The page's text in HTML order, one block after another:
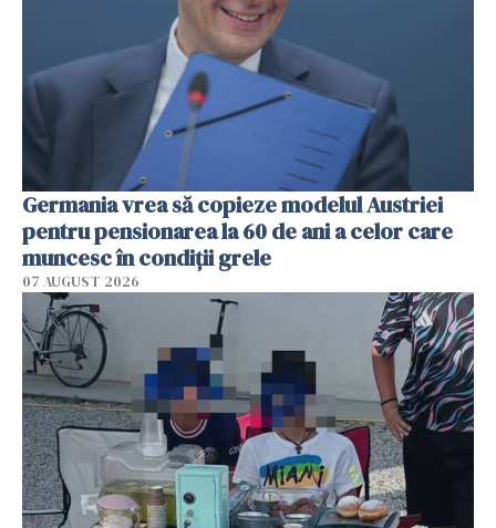
Germania vrea să copieze modelul Austriei
pentru pensionarea la 60 de ani a celor care
muncesc în condiții grele
07 AUGUST 2026